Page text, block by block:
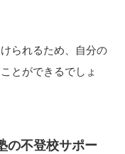
られるため、自分の
とができるでしょ
の不登校サポー